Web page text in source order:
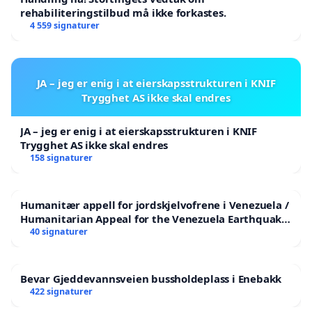
som beskrevet over er gjennomført. Det bes også om
anlegg/id2609600/#_ftn1
https://amerikanskeidretter.no/disksport/
https://opengov.360online.com/Meetings/
https://www.gbnett.no/sjur-og-tjol-vil-i-gang-a-
fagansvarlig-har-innsigelser-kan-varetil-fare-for-
rehabiliteringstilbud må ikke forkastes.
4 559 signaturer
JA – jeg er enig i at eierskapsstrukturen i KNIF
Trygghet AS ikke skal endres
JA – jeg er enig i at eierskapsstrukturen i KNIF
Trygghet AS ikke skal endres
158 signaturer
Humanitær appell for jordskjelvofrene i Venezuela /
Humanitarian Appeal for the Venezuela Earthquake
Victims
40 signaturer
Bevar Gjeddevannsveien bussholdeplass i Enebakk
422 signaturer